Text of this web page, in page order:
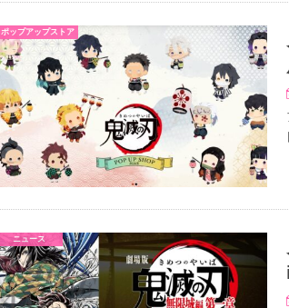
ポップアップストア
ニュース